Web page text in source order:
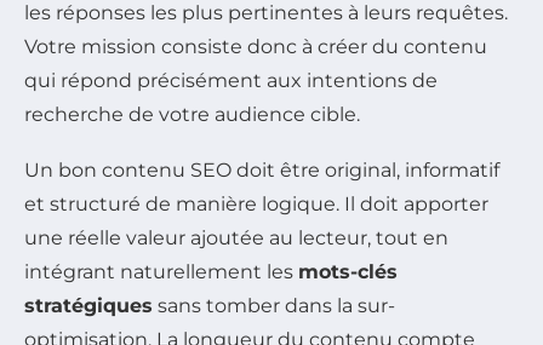
les réponses les plus pertinentes à leurs requêtes.
Votre mission consiste donc à créer du contenu
qui répond précisément aux intentions de
recherche de votre audience cible.
Un bon contenu SEO doit être original, informatif
et structuré de manière logique. Il doit apporter
une réelle valeur ajoutée au lecteur, tout en
intégrant naturellement les mots-clés
stratégiques sans tomber dans la sur-
optimisation. La longueur du contenu compte